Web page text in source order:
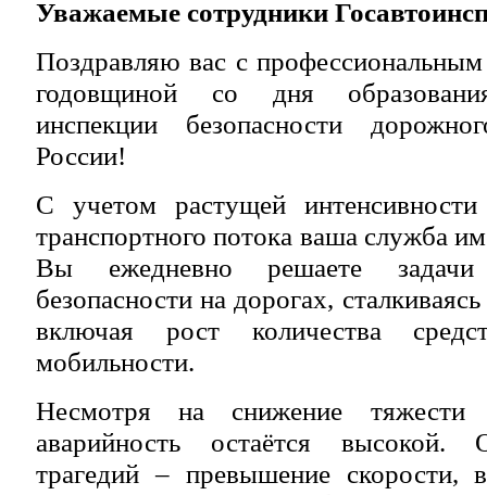
Уважаемые сотрудники
Поздравляю вас с
годовщиной со дня
инспекции безопасности
России!
С учетом растущей
транспортного потока ваша служба
Вы ежедневно решаете
безопасности на дорогах,
включая рост количества
мобильности.
Несмотря на снижение тяжести
аварийность остаётся высокой.
трагедий – превышение скорости,